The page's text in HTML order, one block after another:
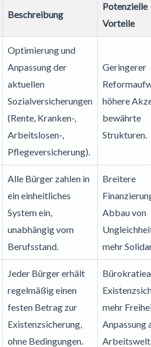
Beschreibung
Potenzielle
Vorteile
Optimierung und
Anpassung der
aktuellen
Sozialversicherungen
(Rente, Kranken-,
Arbeitslosen-,
Pflegeversicherung).
Geringerer
höhere
bewährte
Strukturen.
Alle Bürger zahlen in
ein einheitliches
System ein,
unabhängig vom
Berufsstand.
Breitere
Abbau von
mehr
Jeder Bürger erhält
regelmäßig einen
festen Betrag zur
Existenzsicherung,
ohne Bedingungen.
mehr
Anpassung